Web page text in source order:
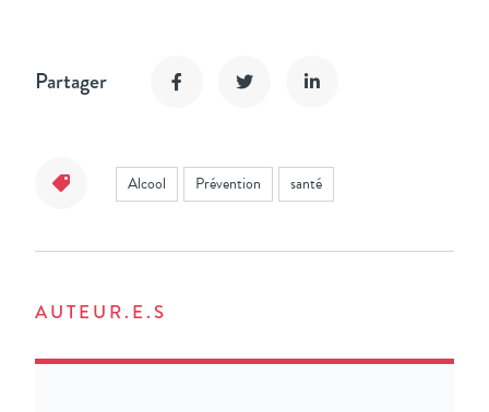
Partager
Alcool Prévention santé
AUTEUR.E.S